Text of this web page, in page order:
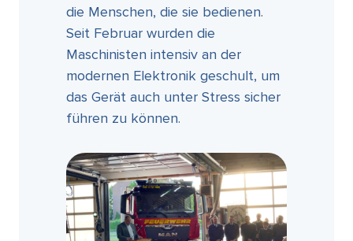
die Menschen, die sie bedienen.
Seit Februar wurden die
Maschinisten intensiv an der
modernen Elektronik geschult, um
das Gerät auch unter Stress sicher
führen zu können.